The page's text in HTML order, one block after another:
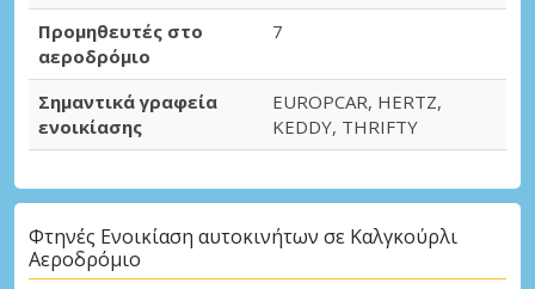
Προμηθευτές στο
αεροδρόμιο
7
Σημαντικά γραφεία
ενοικίασης
EUROPCAR, HERTZ,
KEDDY, THRIFTY
Φτηνές Ενοικίαση αυτοκινήτων σε Καλγκούρλι
Αεροδρόμιο